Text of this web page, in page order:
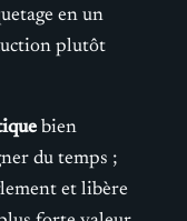
en un
plutôt
bien
du temps ;
et libère